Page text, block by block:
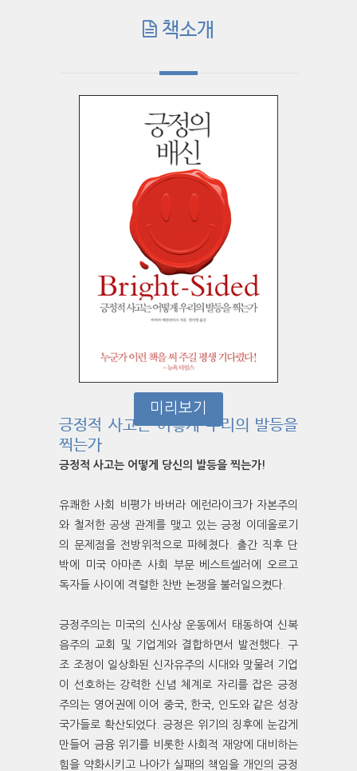
책소개
미리보기
긍정적 사고는 어떻게 우리의 발등을
찍는가
긍정적 사고는 어떻게 당신의 발등을 찍는가!
유쾌한 사회 비평가 바버라 에런라이크가 자본주의
와 철저한 공생 관계를 맺고 있는 긍정 이데올로기
의 문제점을 전방위적으로 파헤쳤다. 출간 직후 단
박에 미국 아마존 사회 부문 베스트셀러에 오르고
독자들 사이에 격렬한 찬반 논쟁을 불러일으켰다.
긍정주의는 미국의 신사상 운동에서 태동하여 신복
음주의 교회 및 기업계와 결합하면서 발전했다. 구
조 조정이 일상화된 신자유주의 시대와 맞물려 기업
이 선호하는 강력한 신념 체계로 자리를 잡은 긍정
주의는 영어권에 이어 중국, 한국, 인도와 같은 성장
국가들로 확산되었다. 긍정은 위기의 징후에 눈감게
만들어 금융 위기를 비롯한 사회적 재앙에 대비하는
힘을 약화시키고 나아가 실패의 책임을 개인의 긍정